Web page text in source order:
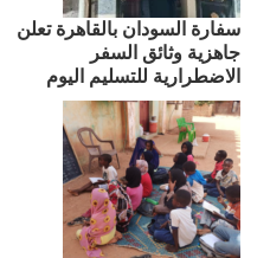
سفارة السودان بالقاهرة تعلن
جاهزية وثائق السفر
الاضطرارية للتسليم اليوم